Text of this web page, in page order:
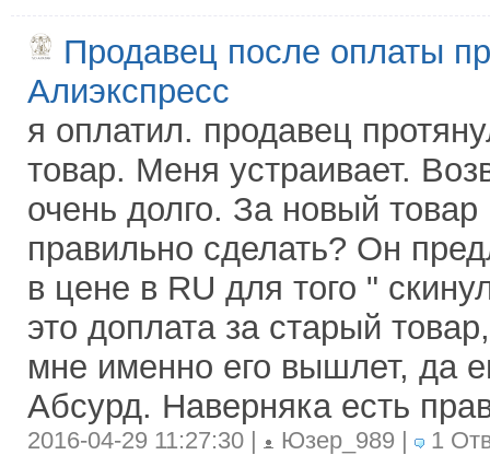
Продавец после оплаты
Алиэкспресс
я оплатил. продавец
товар. Меня устраивает.
очень долго. За новый
правильно сделать? Он
в цене в RU для того "
это доплата за старый
мне именно его вышлет, да
Абсурд. Наверняка есть
2016-04-29 11:27:30 | Юзер_989 | 1